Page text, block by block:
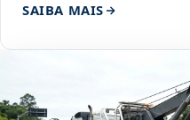
SAIBA MAIS